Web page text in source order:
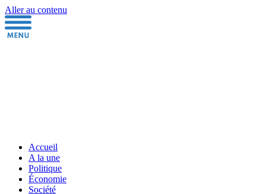
Aller au contenu
Accueil
A la une
Politique
Économie
Société